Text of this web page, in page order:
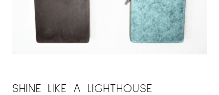
SHINE LIKE A LIGHTHOUSE